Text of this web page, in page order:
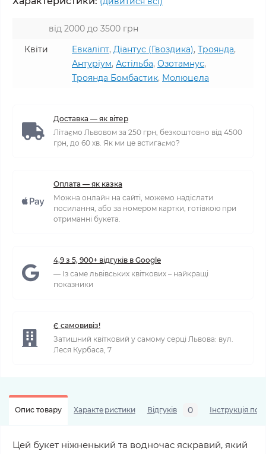
від 2000 до 3500 грн
Квіти
Евкаліпт, Діантус (Гвоздика), Троянда,
Антуріум, Астільба, Озотамнус,
Троянда Бомбастик, Молюцела
Доставка — як вітер
Літаємо Львовом за 250 грн, безкоштовно від 4500
грн, до 60 хв. Як ми це встигаємо?
Оплата — як казка
Можна онлайн на сайті, можемо надіслати
посилання, або за номером картки, готівкою при
отриманні букета.
4,9 з 5, 900+ відгуків в Google
— Із саме львівських квіткових – найкращі
показники
Є самовивіз!
Затишний квітковий у самому серці Львова: вул.
Леся Курбаса, 7
Опис товару Характеристики Відгуків 0 Інструкція по
Цей букет ніжненький та водночас яскравий, який